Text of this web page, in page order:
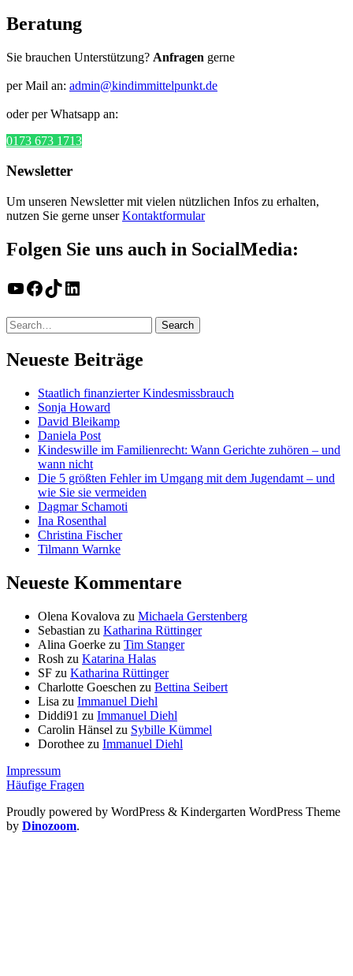
Beratung
Sie brauchen Unterstützung? Anfragen gerne
per Mail an: admin@kindimmittelpunkt.de
oder per Whatsapp an:
0173 673 1713
Newsletter
Um unseren Newsletter mit vielen nützlichen Infos zu erhalten,
nutzen Sie gerne unserKontaktformular
Folgen Sie uns auch in SocialMedia:
YouTube
Facebook
TikTokLinkedIn
Neueste Beiträge
Staatlich finanzierter Kindesmissbrauch
Sonja Howard
David Bleikamp
Daniela Post
Kindeswille im Familienrecht: Wann Gerichte zuhören – und
wann nicht
Die 5 größten Fehler im Umgang mit dem Jugendamt – und
wie Sie sie vermeiden
Dagmar Schamoti
Ina Rosenthal
Christina Fischer
Tilmann Warnke
Neueste Kommentare
Olena Kovalova zu Michaela Gerstenberg
Sebastian zu Katharina Rüttinger
Alina Goerke zu Tim Stanger
Rosh zu Katarina Halas
SF zu Katharina Rüttinger
Charlotte Goeschen zu Bettina Seibert
Lisa zu Immanuel Diehl
Diddi91 zu Immanuel Diehl
Carolin Hänsel zu Sybille Kümmel
Dorothee zu Immanuel Diehl
Impressum
Häufige Fragen
Proudly powered by WordPress & Kindergarten WordPress Theme
by Dinozoom.